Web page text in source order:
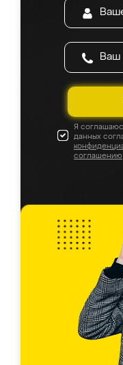
Я
данных
соглашению